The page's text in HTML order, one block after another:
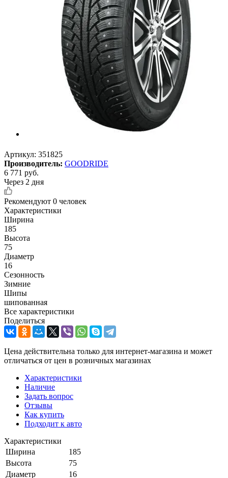
Артикул: 351825
Производитель: GOODRIDE
6 771 руб.
Через 2 дня
Рекомендуют 0 человек
Характеристики
Ширина
185
Высота
75
Диаметр
16
Сезонность
Зимние
Шипы
шипованная
Все характеристики
Поделиться
Цена действительна только для интернет-магазина и может
отличаться от цен в розничных магазинах
Характеристики
Наличие
Задать вопрос
Отзывы
Как купить
Подходит к авто
Характеристики
Ширина
185
Высота
75
Диаметр
16